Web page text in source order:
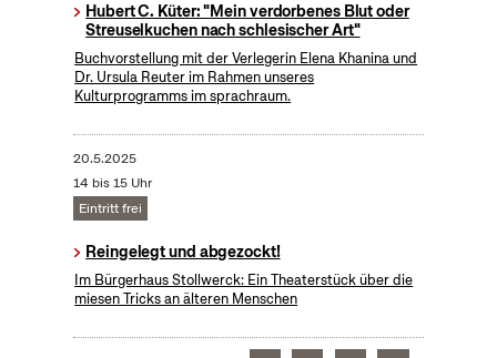
Hubert C. Küter: "Mein verdorbenes Blut oder
Streuselkuchen nach schlesischer Art"
Buchvorstellung mit der Verlegerin Elena Khanina und
Dr. Ursula Reuter im Rahmen unseres
Kulturprogramms im sprachraum.
20.5.2025
14 bis 15 Uhr
Eintritt frei
Reingelegt und abgezockt!
Im Bürgerhaus Stollwerck: Ein Theaterstück über die
miesen Tricks an älteren Menschen